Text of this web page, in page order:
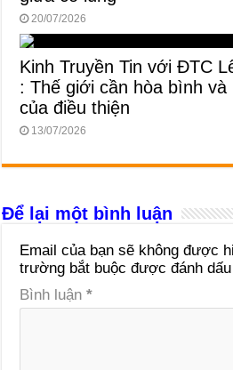
20/07/2026
Kinh Truyền Tin với ĐTC
: Thế giới cần hòa bình
của điều thiện
13/07/2026
Để lại một bình luận
Email của bạn sẽ không được
trường bắt buộc được đánh
Bình luận*